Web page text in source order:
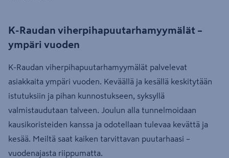
K-Raudan viherpihapuutarhamyymälät –
ympäri vuoden
K-Raudan viherpihapuutarhamyymälät palvelevat
asiakkaita ympäri vuoden. Keväällä ja kesällä keskitytään
istutuksiin ja pihan kunnostukseen, syksyllä
valmistaudutaan talveen. Joulun alla tunnelmoidaan
kausikoristeiden kanssa ja odotellaan tulevaa kevättä ja
kesää. Meiltä saat kaiken tarvittavan puutarhaasi –
vuodenajasta riippumatta.